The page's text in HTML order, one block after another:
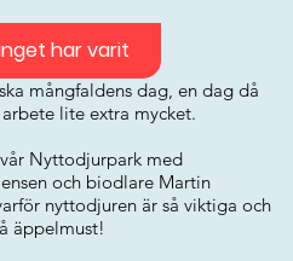
mångfaldens dag, en dag då
lite extra mycket.
Nyttodjurpark med
och biodlare Martin
nyttodjuren är så viktiga och
äppelmust!
har varit